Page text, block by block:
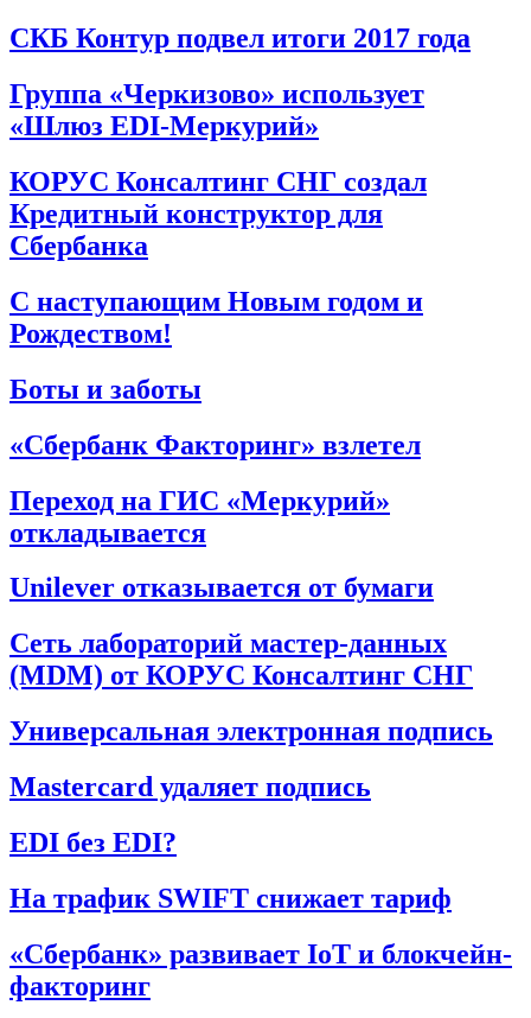
СКБ Контур подвел итоги 2017 года
Группа «Черкизово» использует
«Шлюз EDI-Меркурий»
КОРУС Консалтинг СНГ создал
Кредитный конструктор для
Сбербанка
С наступающим Новым годом и
Рождеством!
Боты и заботы
«Сбербанк Факторинг» взлетел
Переход на ГИС «Меркурий»
откладывается
Unilever отказывается от бумаги
Сеть лабораторий мастер-данных
(MDM) от КОРУС Консалтинг СНГ
Универсальная электронная подпись
Mastercard удаляет подпись
EDI без EDI?
На трафик SWIFT снижает тариф
«Сбербанк» развивает IoT и блокчейн-
факторинг